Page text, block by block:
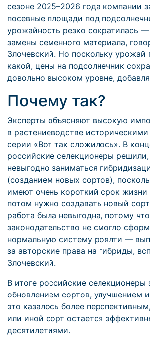
сезоне 2025–2026 года компании
посевные площади под
урожайность резко сократилась
замены семенного материала,
Злочевский. Но поскольку урожай
какой, цены на подсолнечник
довольно высоком уровне,
Почему так?
Эксперты объясняют высокую
в растениеводстве
серии «Вот так сложилось». В
российские селекционеры
невыгодно заниматься
(созданием новых сортов),
имеют очень короткий срок
потом нужно создавать новый
работа была невыгодна, потому
законодательство не смогло
нормальную систему роялти —
за авторские права на гибриды,
Злочевский.
В итоге российские селекционеры
обновлением сортов, улучшением
это казалось более
или иной сорт остается
десятилетиями.